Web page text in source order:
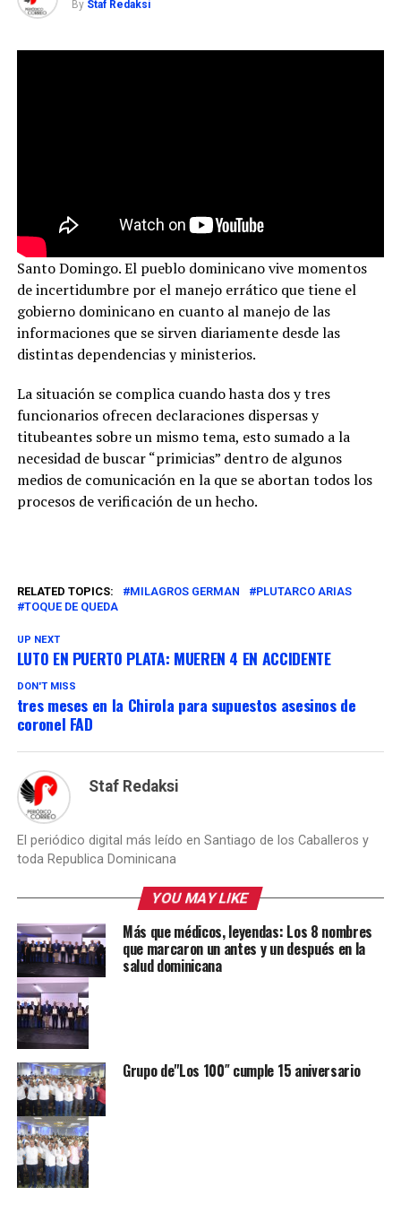
By Staf Redaksi
Santo Domingo. El pueblo dominicano vive momentos
de incertidumbre por el manejo errático que tiene el
gobierno dominicano en cuanto al manejo de las
informaciones que se sirven diariamente desde las
distintas dependencias y ministerios.
La situación se complica cuando hasta dos y tres
funcionarios ofrecen declaraciones dispersas y
titubeantes sobre un mismo tema, esto sumado a la
necesidad de buscar “primicias” dentro de algunos
medios de comunicación en la que se abortan todos los
procesos de verificación de un hecho.
RELATED TOPICS: MILAGROS GERMAN
PLUTARCO ARIAS
TOQUE DE QUEDA
UP NEXT
LUTO EN PUERTO PLATA: MUEREN 4 EN ACCIDENTE
DON'T MISS
tres meses en la Chirola para supuestos asesinos de
coronel FAD
Staf Redaksi
El periódico digital más leído en Santiago de los Caballeros y
toda Republica Dominicana
YOU MAY LIKE
Más que médicos, leyendas: Los 8 nombres
que marcaron un antes y un después en la
salud dominicana
Grupo de"Los 100″ cumple 15 aniversario